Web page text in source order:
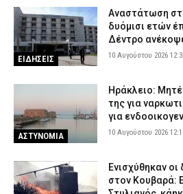
Συνελήφθησαν δύο άτομα για
σε Μαρούσι και Χίο – Ο ένας έκανε
δάσος
ΑΣΤΥΝΟΜΙΑ 9 Αυγούστου 2026 21:42
ένα δευτερόλεπτο από την προσοχή
ΕΙΔΗΣΕΙΣ 9 Αυγούστου 2026 21:28
ΕΙΔΗΣΕΙΣ
Αναστάτωση
δυόμισι ετών
Δέντρο
10 Αυγούστου 2026
ΑΣΤΥΝΟΜΙΑ
Ηράκλειο:
της για
για
10 Αυγούστου 2026
Ενισχύθηκαν
στον Κουβαρά: